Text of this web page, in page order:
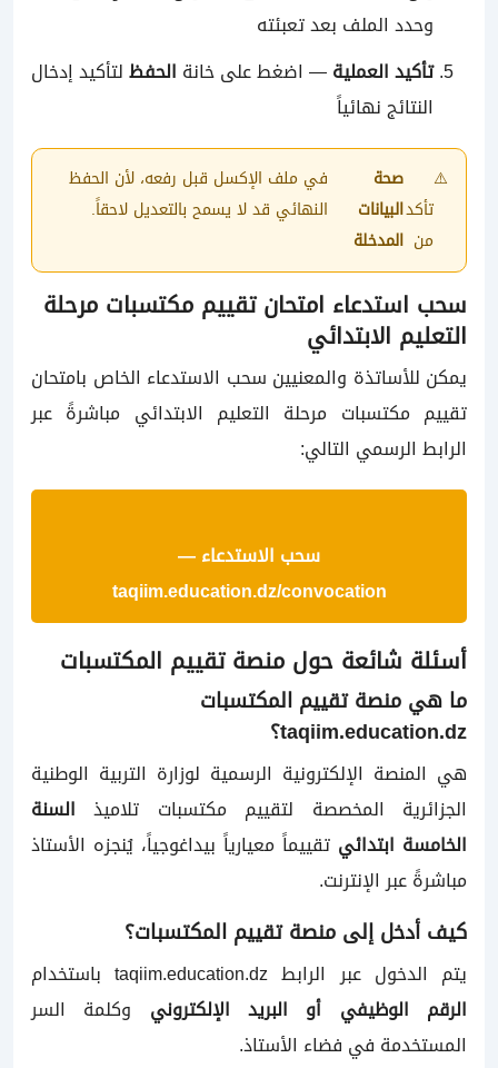
وحدد الملف بعد تعبئته
تأكيد العملية— اضغط على خانة الحفظلتأكيد إدخال
النتائج نهائياً
⚠️
تأكد
من
صحة
البيانات
المدخلة
في ملف الإكسل قبل رفعه، لأن الحفظ
النهائي قد لا يسمح بالتعديل لاحقاً.
سحب استدعاء امتحان تقييم مكتسبات مرحلة
التعليم الابتدائي
يمكن للأساتذة والمعنيين سحب الاستدعاء الخاص بامتحان
تقييم مكتسبات مرحلة التعليم الابتدائي مباشرةً عبر
الرابط الرسمي التالي:
سحب الاستدعاء —
taqiim.education.dz/convocation
أسئلة شائعة حول منصة تقييم المكتسبات
ما هي منصة تقييم المكتسبات
taqiim.education.dz؟
هي المنصة الإلكترونية الرسمية لوزارة التربية الوطنية
الجزائرية المخصصة لتقييم مكتسبات تلاميذ السنة
الخامسة ابتدائي تقييماً معيارياً بيداغوجياً، يُنجزه الأستاذ
مباشرةً عبر الإنترنت.
كيف أدخل إلى منصة تقييم المكتسبات؟
يتم الدخول عبر الرابط taqiim.education.dzباستخدام
الرقم الوظيفي أو البريد الإلكتروني وكلمة السر
المستخدمة في فضاء الأستاذ.